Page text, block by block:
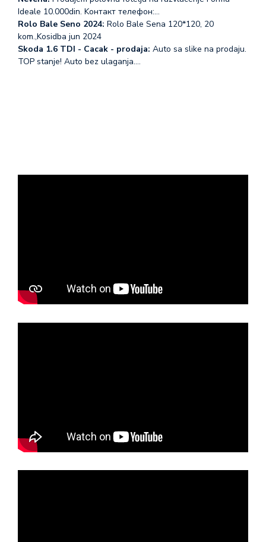
Ideale 10.000din. Koнтакт телефон:…
Rolo Bale Seno 2024: Rolo Bale Sena 120*120, 20
kom.,Kosidba jun 2024
Skoda 1.6 TDI - Cacak - prodaja: Auto sa slike na prodaju.
TOP stanje! Auto bez ulaganja.…